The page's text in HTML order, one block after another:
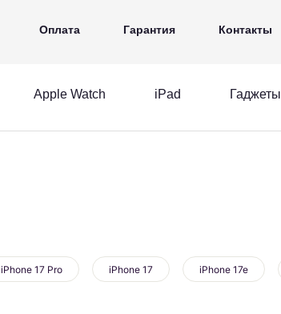
Гаджеты Аксессуары Ещё
Оплата Гарантия Контакты
Apple Watch iPad Гаджеты
iPhone 17 Pro iPhone 17 iPhone 17e